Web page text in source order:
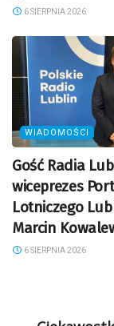
6 SIERPNIA 2026
WIADOMOŚCI
Gość Radia
wiceprezes
Lotniczego
Marcin
6 SIERPNIA 2026